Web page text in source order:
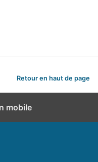
Retour en haut de page
mobile